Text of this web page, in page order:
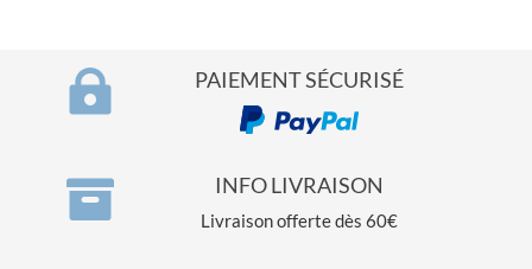
 PAIEMENT SÉCURISÉ
 INFO LIVRAISON
Livraison offerte dès 60€